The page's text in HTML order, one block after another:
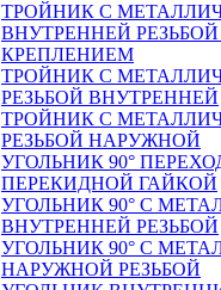
ТРОЙНИК С
ВНУТРЕННЕЙ
КРЕПЛЕНИЕМ
ТРОЙНИК С
РЕЗЬБОЙ ВНУТРЕННЕЙ
ТРОЙНИК С
РЕЗЬБОЙ НАРУЖНОЙ
УГОЛЬНИК 90°
ПЕРЕКИДНОЙ ГАЙКОЙ
УГОЛЬНИК 90° С
ВНУТРЕННEЙ РЕЗЬБОЙ
УГОЛЬНИК 90° С
НАРУЖНОЙ РЕЗЬБОЙ